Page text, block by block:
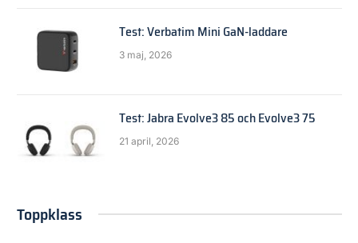
Test: Verbatim Mini GaN-laddare
3 maj, 2026
Test: Jabra Evolve3 85 och Evolve3 75
21 april, 2026
Toppklass